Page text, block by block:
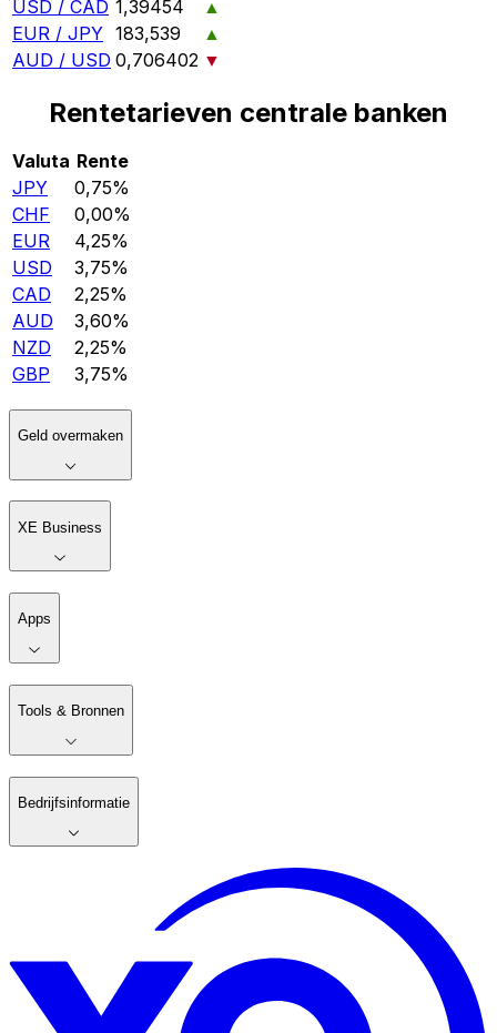
USD / CAD 1,39454
▲
EUR / JPY 183,539
▲
AUD / USD 0,706402 ▼
Rentetarieven centrale banken
Valuta Rente
JPY
0,75%
CHF
0,00%
EUR
4,25%
USD
3,75%
CAD
2,25%
AUD
3,60%
NZD
2,25%
GBP
3,75%
Geld overmaken
XE Business
Apps
Tools & Bronnen
Bedrijfsinformatie